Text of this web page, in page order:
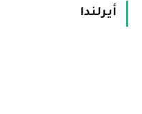
أيرلندا